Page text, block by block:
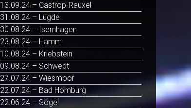
13.09.24 – Castrop-Rauxel
31.08.24 – Lügde
30.08.24 – Isernhagen
23.08.24 – Hamm
10.08.24 – Kriebstein
09.08.24 – Schwedt
27.07.24 – Wiesmoor
22.07.24 – Bad Homburg
22.06.24 – Sögel